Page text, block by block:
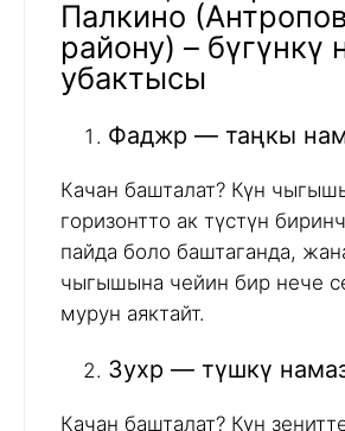
Палкино
району) – бүгүнкү
убактысы
Фаджр — таңкы
Качан башталат? Күн
горизонтто ак түстүн
пайда боло баштаганда,
чыгышына чейин бир нече
мурун аяктайт.
Зухр — түшкү
Качан башталат? Күн